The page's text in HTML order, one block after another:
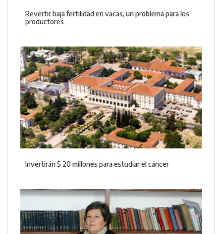
Revertir baja fertilidad en vacas, un problema para los
productores
Invertirán $ 20 millones para estudiar el cáncer